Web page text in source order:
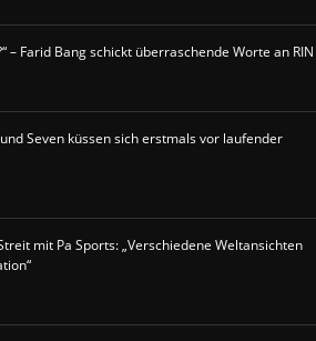
– Farid Bang schickt überraschende Worte an RIN
Seven küssen sich erstmals vor laufender
mit Pa Sports: „Verschiedene Weltansichten